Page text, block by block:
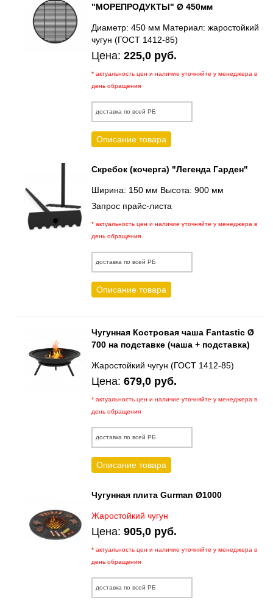
"МОРЕПРОДУКТЫ" Ø 450мм
Диаметр: 450 мм Материал: жаростойкий
чугун (ГОСТ 1412-85)
Цена: 225,0 руб.
* актуальность цен и наличие уточняйте у менеджера в
день обращения
доставка по всей РБ
Описание товара
Скребок (кочерга) "Легенда Гарден"
Ширина: 150 мм Высота: 900 мм
Запрос прайс-листа
* актуальность цен и наличие уточняйте у менеджера в
день обращения
доставка по всей РБ
Описание товара
Чугунная Костровая чаша Fantastic Ø
700 на подставке (чаша + подставка)
Жаростойкий чугун (ГОСТ 1412-85)
Цена: 679,0 руб.
* актуальность цен и наличие уточняйте у менеджера в
день обращения
доставка по всей РБ
Описание товара
Чугунная плита Gurman Ø1000
Жаростойкий чугун
Цена: 905,0 руб.
* актуальность цен и наличие уточняйте у менеджера в
день обращения
доставка по всей РБ